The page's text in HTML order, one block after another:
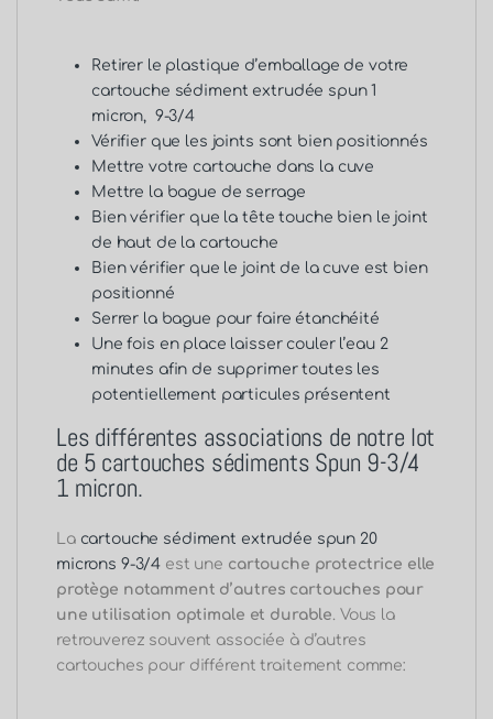
Retirer le plastique d’emballage de votre
cartouche sédiment extrudée spun 1
micron, 9-3/4
Vérifier que les joints sont bien positionnés
Mettre votre cartouche dans la cuve
Mettre la bague de serrage
Bien vérifier que la tête touche bien le joint
de haut de la cartouche
Bien vérifier que le joint de la cuve est bien
positionné
Serrer la bague pour faire étanchéité
Une fois en place laisser couler l’eau 2
minutes afin de supprimer toutes les
potentiellement particules présentent
Les différentes associations de notre lot
de 5 cartouches sédiments Spun 9-3/4
1 micron.
La cartouche sédiment extrudée spun 20
microns 9-3/4 est une cartouche protectrice elle
protège notamment d’autres cartouches pour
une utilisation optimale et durable. Vous la
retrouverez souvent associée à d’autres
cartouches pour différent traitement comme: